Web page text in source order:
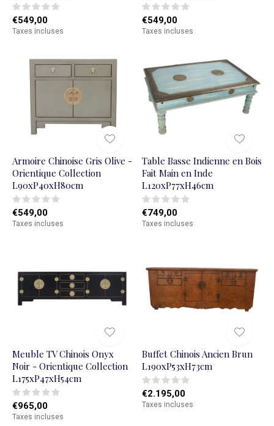
€549,00
Taxes incluses
€549,00
Taxes incluses
Armoire Chinoise Gris Olive -
Orientique Collection
L90xP40xH80cm
€549,00
Taxes incluses
Table Basse Indienne en Bois
Fait Main en Inde
L120xP77xH46cm
€749,00
Taxes incluses
Meuble TV Chinois Onyx
Noir - Orientique Collection
L175xP47xH54cm
€965,00
Taxes incluses
Buffet Chinois Ancien Brun
L190xP53xH73cm
€2.195,00
Taxes incluses